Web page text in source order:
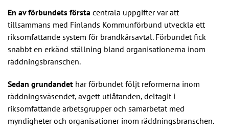
En av förbundets första centrala uppgifter var att
tillsammans med Finlands Kommunförbund utveckla ett
riksomfattande system för brandkårsavtal. Förbundet fick
snabbt en erkänd ställning bland organisationerna inom
räddningsbranschen.
Sedan grundandet har förbundet följt reformerna inom
räddningsväsendet, avgett utlåtanden, deltagit i
riksomfattande arbetsgrupper och samarbetat med
myndigheter och organisationer inom räddningsbranschen.